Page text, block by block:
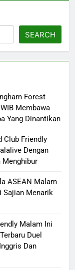
SEARCH
Forest
Membawa
Yang Dinantikan
Club Friendly
Dengan
Menghibur
ASEAN Malam
Sajian Menarik
Malam Ini
Duel
Dan